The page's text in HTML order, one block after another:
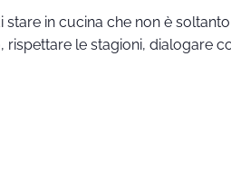
stare in cucina che non è
rispettare le stagioni, dialogare